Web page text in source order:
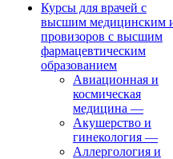
Курсы для врачей с
высшим медицинским
провизоров с высшим
фармацевтическим
образованием
Авиационная и
космическая
медицина —
Акушерство и
гинекология —
Аллергология и